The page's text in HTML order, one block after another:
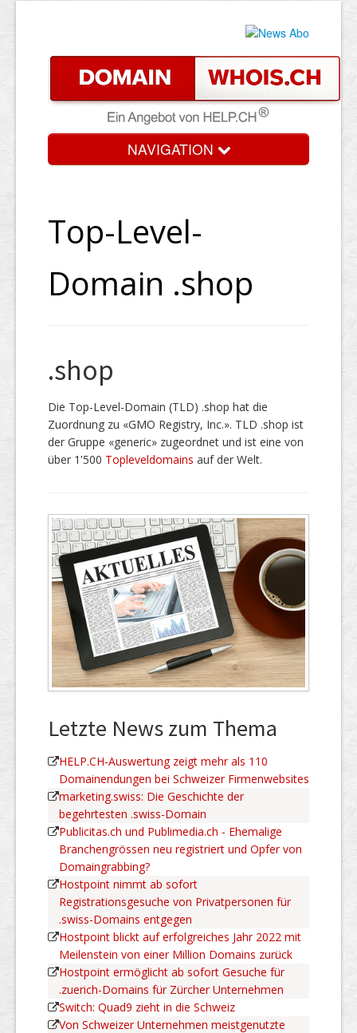
NAVIGATION
Top-Level-
Domain .shop
.shop
Die Top-Level-Domain (TLD) .shop hat die
Zuordnung zu «GMO Registry, Inc.». TLD .shop ist
der Gruppe «generic» zugeordnet und ist eine von
über 1'500 Topleveldomains auf der Welt.
Letzte News zum Thema
HELP.CH-Auswertung zeigt mehr als 110
Domainendungen bei Schweizer Firmenwebsites
marketing.swiss: Die Geschichte der
begehrtesten .swiss-Domain
Publicitas.ch und Publimedia.ch - Ehemalige
Branchengrössen neu registriert und Opfer von
Domaingrabbing?
Hostpoint nimmt ab sofort
Registrationsgesuche von Privatpersonen für
.swiss-Domains entgegen
Hostpoint blickt auf erfolgreiches Jahr 2022 mit
Meilenstein von einer Million Domains zurück
Hostpoint ermöglicht ab sofort Gesuche für
.zuerich-Domains für Zürcher Unternehmen
Switch: Quad9 zieht in die Schweiz
Von Schweizer Unternehmen meistgenutzte